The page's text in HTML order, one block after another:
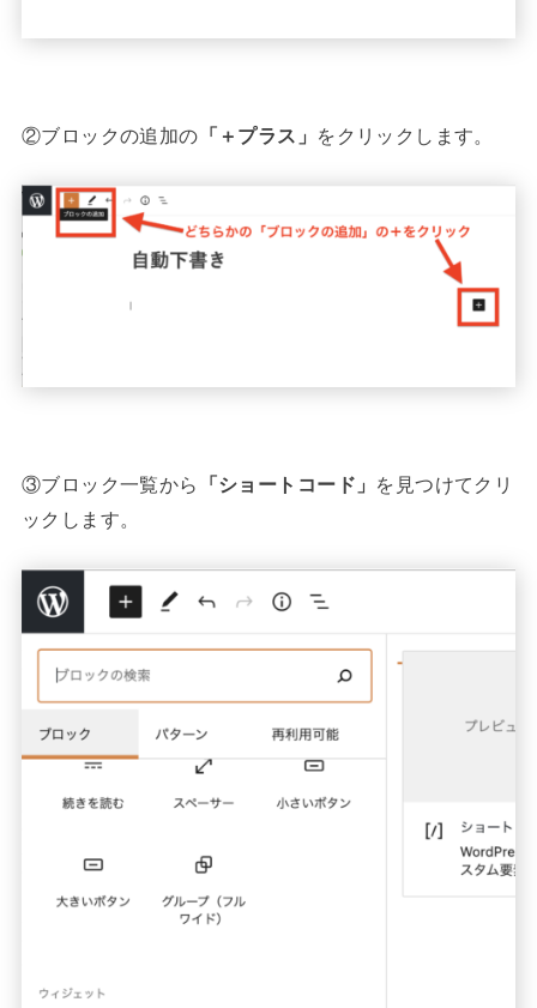
②ブロックの追加の 「＋プラス」 をクリックします。
③ブロック一覧から 「ショートコード」 を見つけてクリ
ックします。